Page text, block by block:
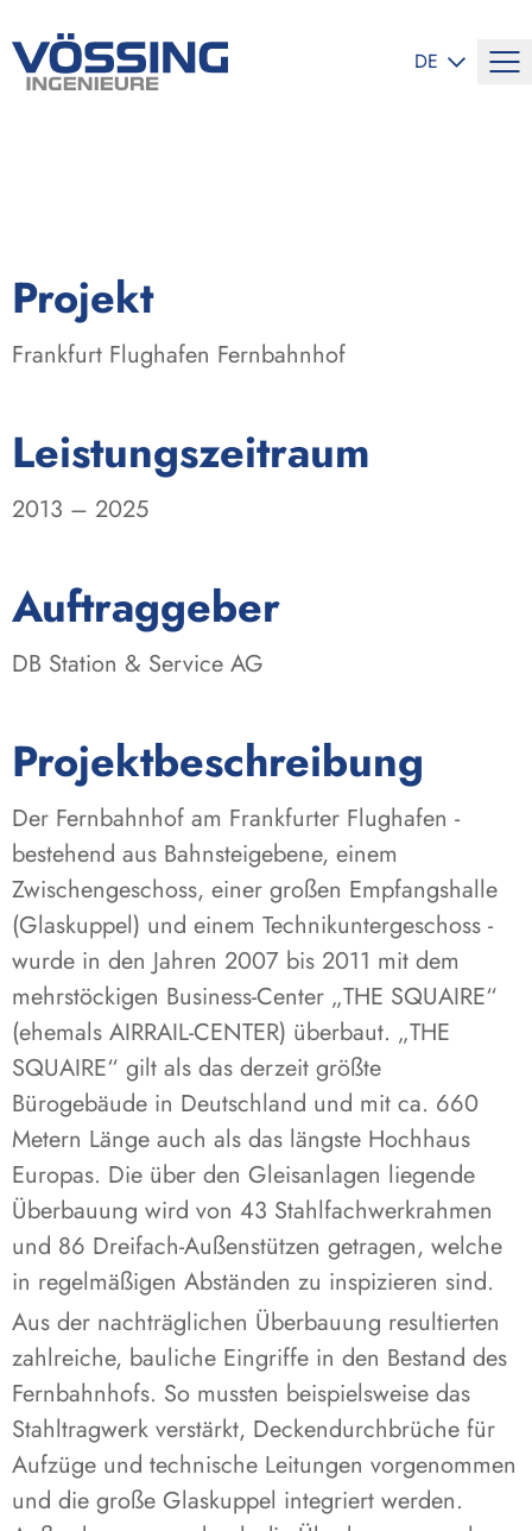
DE
Projekt
Frankfurt Flughafen Fernbahnhof
Leistungszeitraum
2013 – 2025
Auftraggeber
DB Station & Service AG
Projektbeschreibung
Der Fernbahnhof am Frankfurter Flughafen -
bestehend aus Bahnsteigebene, einem
Zwischengeschoss, einer großen Empfangshalle
(Glaskuppel) und einem Technikuntergeschoss -
wurde in den Jahren 2007 bis 2011 mit dem
mehrstöckigen Business-Center „THE SQUAIRE“
(ehemals AIRRAIL-CENTER) überbaut. „THE
SQUAIRE“ gilt als das derzeit größte
Bürogebäude in Deutschland und mit ca. 660
Metern Länge auch als das längste Hochhaus
Europas. Die über den Gleisanlagen liegende
Überbauung wird von 43 Stahlfachwerkrahmen
und 86 Dreifach-Außenstützen getragen, welche
in regelmäßigen Abständen zu inspizieren sind.
Aus der nachträglichen Überbauung resultierten
zahlreiche, bauliche Eingriffe in den Bestand des
Fernbahnhofs. So mussten beispielsweise das
Stahltragwerk verstärkt, Deckendurchbrüche für
Aufzüge und technische Leitungen vorgenommen
und die große Glaskuppel integriert werden.